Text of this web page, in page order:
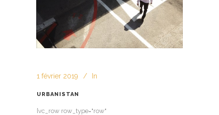
1 février 2019 In
URBANISTAN
[vc_row row_type="row"